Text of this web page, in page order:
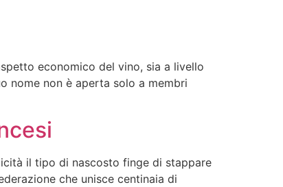
economico del vino, sia a livello
nome non è aperta solo a membri
il tipo di nascosto finge di stappare
che unisce centinaia di